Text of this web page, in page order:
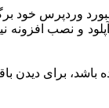
باشد، برای دیدن